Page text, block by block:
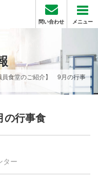
問い合わせ メニュー
員食堂のご紹介】 9月の行事
の行事食
ター